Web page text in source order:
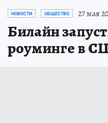
НОВОСТИ ОБЩЕСТВО 27 мая
Билайн
роуминге в